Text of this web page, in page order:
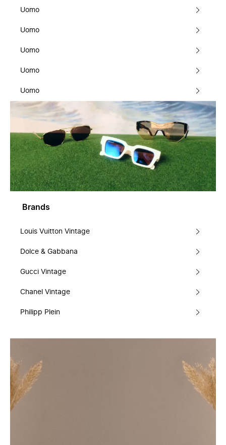
Uomo
Uomo
Uomo
Uomo
Uomo
Brands
Louis Vuitton Vintage
Dolce & Gabbana
Gucci Vintage
Chanel Vintage
Philipp Plein